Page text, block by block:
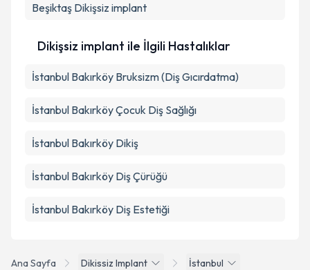
Ana Sayfa Dikissiz Implant
İstanbul
Beşiktaş Dikişsiz implant
Dikişsiz implant ile İlgili Hastalıklar
İstanbul Bakırköy Bruksizm (Diş Gıcırdatma)
İstanbul Bakırköy Çocuk Diş Sağlığı
İstanbul Bakırköy Dikiş
İstanbul Bakırköy Diş Çürüğü
İstanbul Bakırköy Diş Estetiği